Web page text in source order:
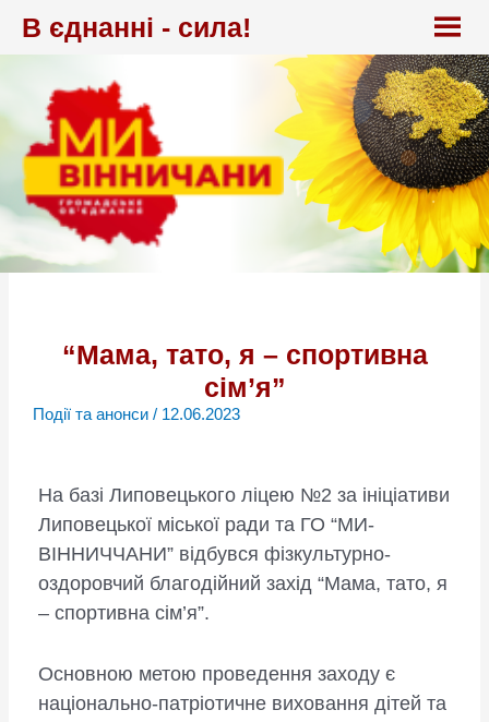
В єднанні - сила!
“Мама, тато, я – спортивна
сім’я”
Події та анонси/ 12.06.2023
На базі Липовецького ліцею №2 за ініціативи
Липовецької міської ради та ГО “МИ-
ВІННИЧЧАНИ” відбувся фізкультурно-
оздоровчий благодійний захід “Мама, тато, я
– спортивна сім’я”.
Основною метою проведення заходу є
національно-патріотичне виховання дітей та